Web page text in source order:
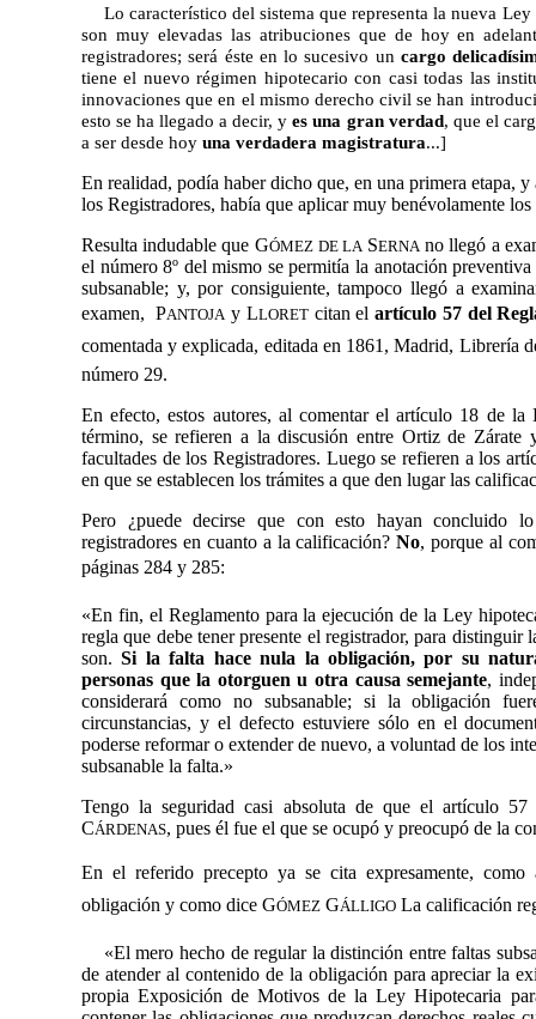
Lo característico del sistema que representa la nueva
son muy elevadas las atribuciones que de hoy en
registradores; será éste en lo sucesivo un cargo
tiene el nuevo régimen hipotecario con casi todas las
innovaciones que en el mismo derecho civil se han
esto se ha llegado a decir, yes una gran verdad, que el
a ser desde hoy una verdadera magistratura...]
En realidad, podía haber dicho que, en una primera etapa,
los Registradores, había que aplicar muy benévolamente
Resulta indudable que GÓMEZ DE LA SERNA no llegó a
el número 8º del mismo se permitía la anotación
subsanable; y, por consiguiente, tampoco llegó a
examen,
PANTOJA y LLORETcitan elartículo 57 del
comentada y explicada, editada en 1861, Madrid, Librería
número 29.
En efecto, estos autores, al comentar el artículo 18 de
término, se refieren a la discusión entre Ortiz de Zárate
facultades de los Registradores. Luego se refieren a los
en que se establecen los trámites a que den lugar las
Pero ¿puede decirse que con esto hayan concluido
registradores en cuanto a la calificación?No, porque al
páginas 284 y 285:
«En fin, el Reglamento para la ejecución de la Ley
regla que debe tener presente el registrador, para distinguir
son.Si la falta hace nula la obligación, por su
personas que la otorguen u otra causa semejante,
considerará como no subsanable; si la obligación
circunstancias, y el defecto estuviere sólo en el
poderse reformar o extender de nuevo, a voluntad de los
subsanable la falta.»
Tengo la seguridad casi absoluta de que el artículo
CÁRDENAS, pues él fue el que se ocupó y preocupó de la
En el referido precepto ya se cita expresamente, como
obligación y como dice GÓMEZ GÁLLIGO La calificación
«El mero hecho de regular la distinción entre faltas
de atender al contenido de la obligación para apreciar la
propia Exposición de Motivos de la Ley Hipotecaria